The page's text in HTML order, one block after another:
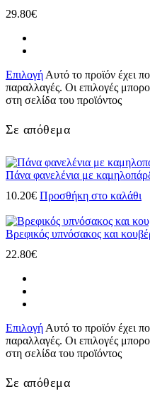
29.80€
Επιλογή Αυτό το προϊόν έχει
παραλλαγές. Οι επιλογές
στη σελίδα του προϊόντος
Σε απόθεμα
Πάνα φανελένια με
10.20€ Προσθήκη στο καλάθι
Βρεφικός υπνόσακος και
22.80€
Επιλογή Αυτό το προϊόν έχει
παραλλαγές. Οι επιλογές
στη σελίδα του προϊόντος
Σε απόθεμα